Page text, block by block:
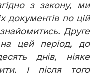
з закону, ми
документів по цій
Друге
цей період, до
днів, ніяке
І після того